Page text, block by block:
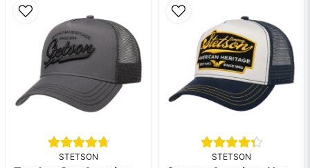
Ja, ni får publicera min fråga
STETSON STETSON